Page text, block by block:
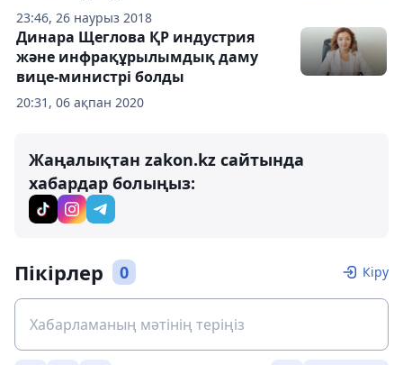
23:46, 26 наурыз 2018
20:31, 06 ақпан 2020
Динара Щеглова ҚР индустрия
және инфрақұрылымдық даму
вице-министрі болды
Жаңалықтан zakon.kz сайтында
хабардар болыңыз:
Пікірлер 0 Кіру